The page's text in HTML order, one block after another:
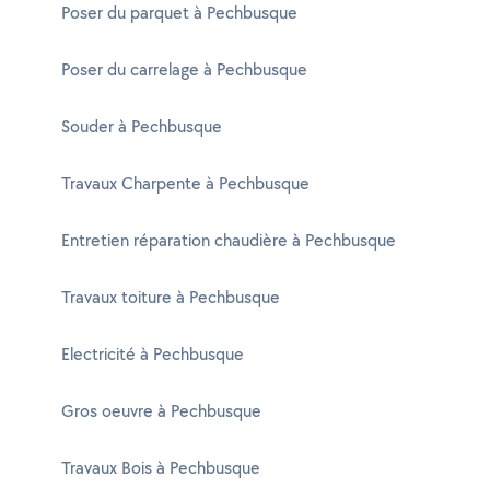
Poser du parquet à Pechbusque
Poser du carrelage à Pechbusque
Souder à Pechbusque
Travaux Charpente à Pechbusque
Entretien réparation chaudière à Pechbusque
Travaux toiture à Pechbusque
Electricité à Pechbusque
Gros oeuvre à Pechbusque
Travaux Bois à Pechbusque